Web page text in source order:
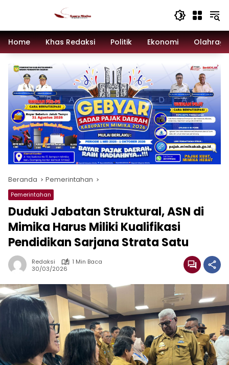
Home
Khas Redaksi Politik Ekonomi
Beranda Pemerintahan
Pemerintahan
Duduki Jabatan Struktural, ASN di
Mimika Harus Miliki Kualifikasi
Pendidikan Sarjana Strata Satu
Redaksi
1 Min Baca
30/03/2026